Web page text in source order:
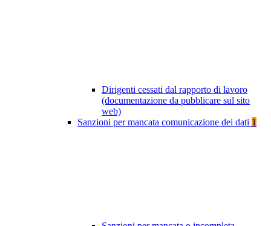
Dirigenti cessati dal rapporto di lavoro
(documentazione da pubblicare sul sito
web)
Sanzioni per mancata comunicazione dei dati 1